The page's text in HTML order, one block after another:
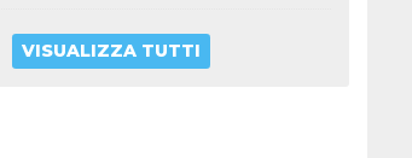
VISUALIZZA TUTTI